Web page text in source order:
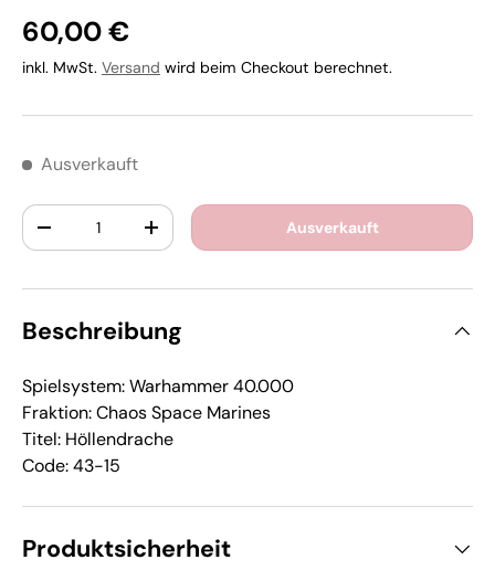
60,00 €
inkl. MwSt. Versand wird beim Checkout berechnet.
Ausverkauft
Anzahl
-
+ Ausverkauft
Beschreibung
Spielsystem: Warhammer 40.000
Fraktion: Chaos Space Marines
Titel: Höllendrache
Code: 43-15
Produktsicherheit